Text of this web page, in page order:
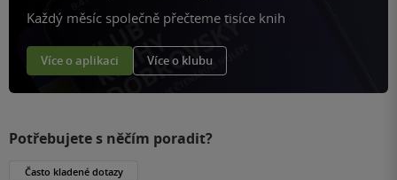
Každý měsíc společně přečteme tisíce knih
Více o aplikaci Více o klubu
Potřebujete s něčím poradit?
Často kladené dotazy